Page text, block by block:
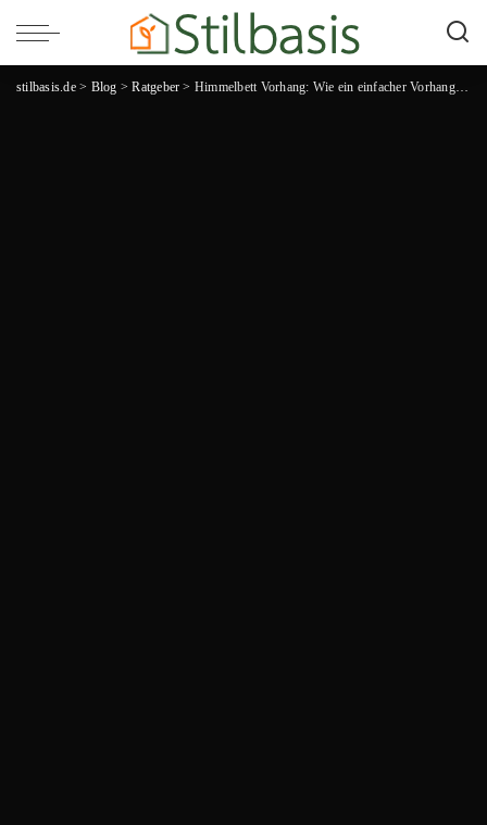
stilbasis.de> Blog >Ratgeber > Himmelbett Vorhang: Wie ein einfacher Vorhang dein Schlafzimmer in ein romantisches Paradies verwandelt